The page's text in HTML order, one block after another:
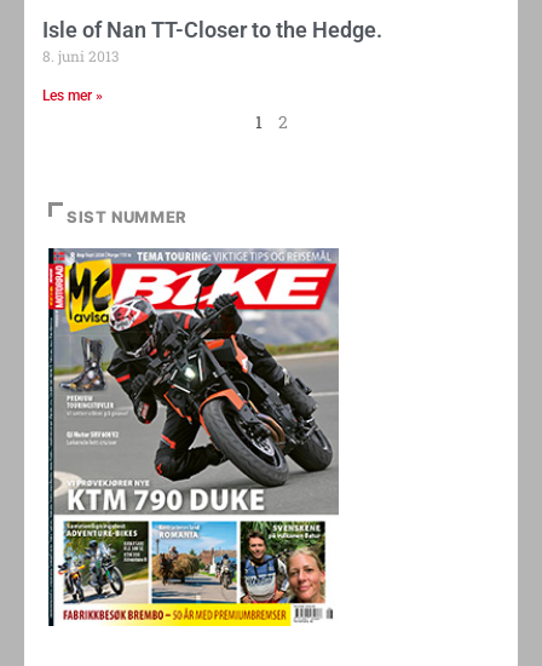
Isle of Nan TT-Closer to the Hedge.
8. juni 2013
Les mer »
1 2
SIST NUMMER